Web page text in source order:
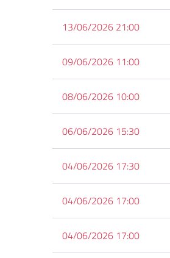
13/06/2026 21:00
09/06/2026 11:00
08/06/2026 10:00
06/06/2026 15:30
04/06/2026 17:30
04/06/2026 17:00
04/06/2026 17:00